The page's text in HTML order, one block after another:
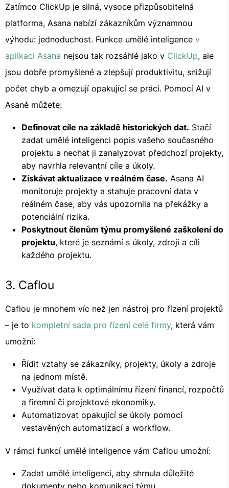
Zatímco ClickUp je silná, vysoce přizpůsobitelná
platforma, Asana nabízí zákazníkům významnou
výhodu: jednoduchost. Funkce umělé inteligence v
aplikaci Asana nejsou tak rozsáhlé jako v ClickUp, ale
jsou dobře promyšlené a zlepšují produktivitu, snižují
počet chyb a omezují opakující se práci. Pomocí AI v
Asaně můžete:
Definovat cíle na základě historických dat. Stačí
zadat umělé inteligenci popis vašeho současného
projektu a nechat ji zanalyzovat předchozí projekty,
aby navrhla relevantní cíle a úkoly.
Získávat aktualizace v reálném čase. Asana AI
monitoruje projekty a stahuje pracovní data v
reálném čase, aby vás upozornila na překážky a
potenciální rizika.
Poskytnout členům týmu promyšlené zaškolení do
projektu, které je seznámí s úkoly, zdroji a cíli
každého projektu.
3. Caflou
Caflou je mnohem víc než jen nástroj pro řízení projektů
– je to kompletní sada pro řízení celé firmy, která vám
umožní:
Řídit vztahy se zákazníky, projekty, úkoly a zdroje
na jednom místě.
Využívat data k optimálnímu řízení financí, rozpočtů
a firemní či projektové ekonomiky.
Automatizovat opakující se úkoly pomocí
vestavěných automatizací a workflow.
V rámci funkcí umělé inteligence vám Caflou umožní:
Zadat umělé inteligenci, aby shrnula důležité
dokumenty nebo komunikaci týmu.